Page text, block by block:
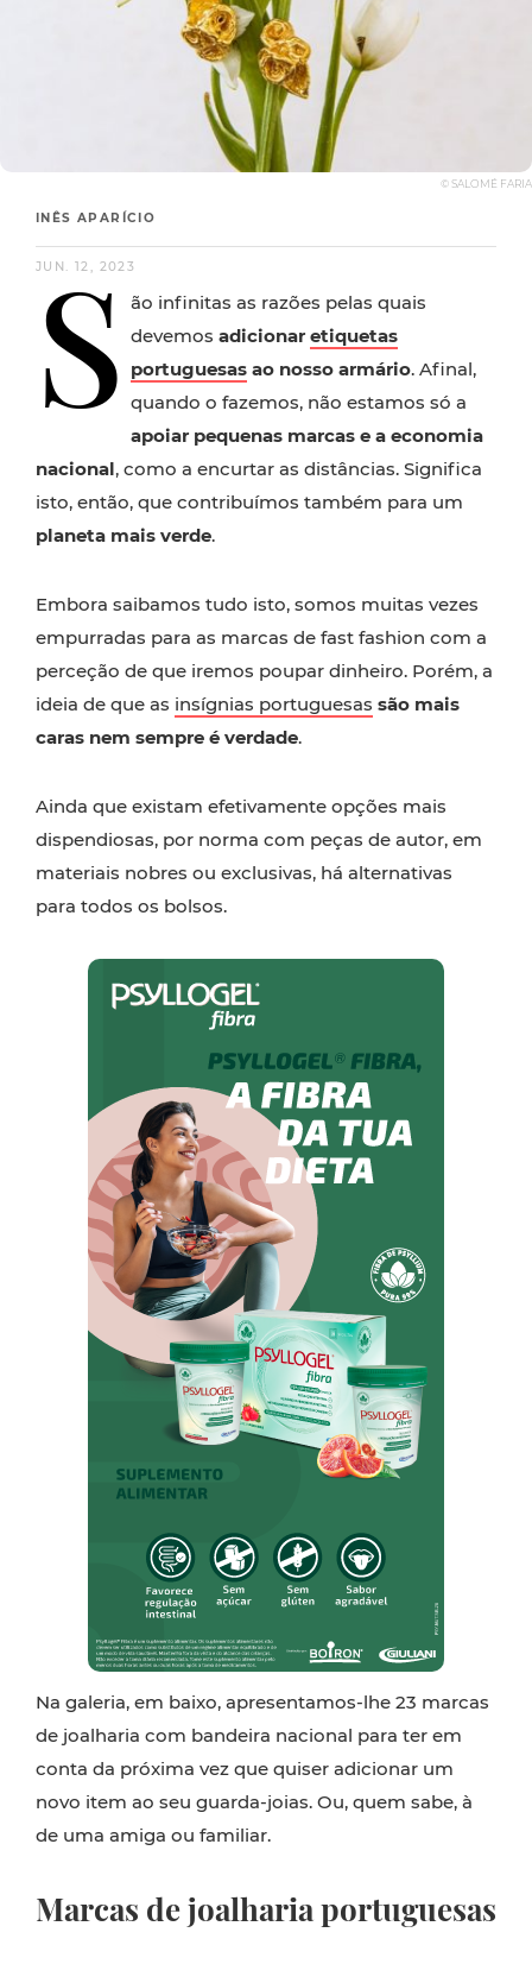
© SALOMÉ FARIA
INÊS APARÍCIO
JUN. 12, 2023
S ão infinitas as razões pelas quais
devemos adicionar etiquetas
portuguesas ao nosso armário. Afinal,
quando o fazemos, não estamos só a
apoiar pequenas marcas e a economia
nacional, como a encurtar as distâncias. Significa
isto, então, que contribuímos também para um
planeta mais verde.
Embora saibamos tudo isto, somos muitas vezes
empurradas para as marcas de fast fashion com a
perceção de que iremos poupar dinheiro. Porém, a
ideia de que as insígnias portuguesas são mais
caras nem sempre é verdade.
Ainda que existam efetivamente opções mais
dispendiosas, por norma com peças de autor, em
materiais nobres ou exclusivas, há alternativas
para todos os bolsos.
Na galeria, em baixo, apresentamos-lhe 23 marcas
de joalharia com bandeira nacional para ter em
conta da próxima vez que quiser adicionar um
novo item ao seu guarda-joias. Ou, quem sabe, à
de uma amiga ou familiar.
Marcas de joalharia portuguesas